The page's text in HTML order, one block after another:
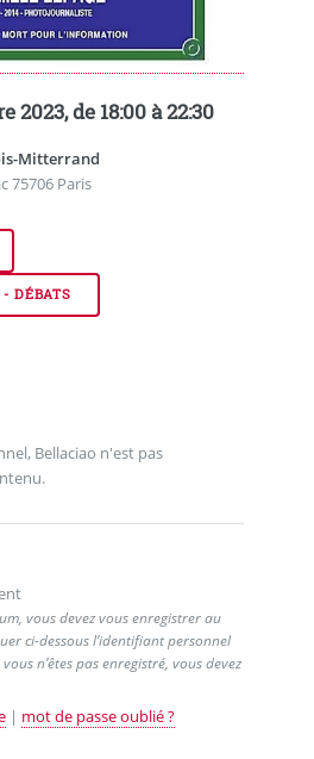
2023, de 18:00 à 22:30
Mitterrand
75706 Paris
- DÉBATS
Bellaciao n'est pas
vous devez vous enregistrer au
ci-dessous l’identifiant personnel
n’êtes pas enregistré, vous devez
| mot de passe oublié ?